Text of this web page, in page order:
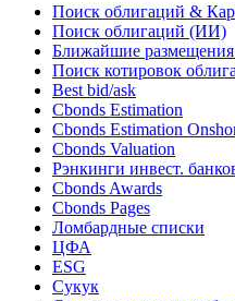
Поиск облигаций &
Поиск облигаций (ИИ)
Ближайшие размещения
Поиск котировок
Best bid/ask
Cbonds Estimation
Cbonds Estimation
Cbonds Valuation
Рэнкинги инвест.
Cbonds Awards
Cbonds Pages
Ломбардные списки
ЦФА
ESG
Сукук